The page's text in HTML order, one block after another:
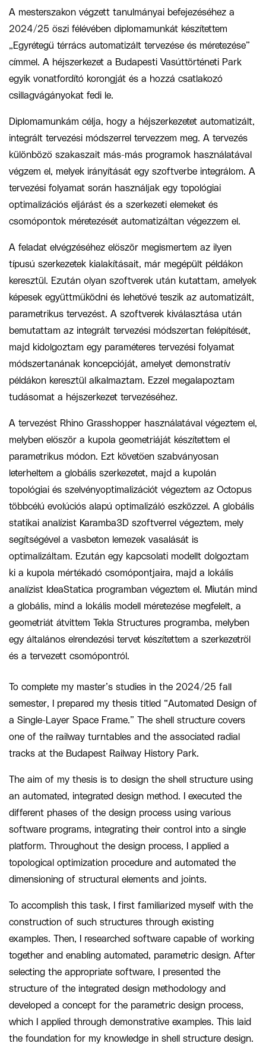
A mesterszakon végzett tanulmányai befejezéséhez a
2024/25 őszi félévében diplomamunkát készítettem
„Egyrétegű térrács automatizált tervezése és méretezése”
címmel. A héjszerkezet a Budapesti Vasúttörténeti Park
egyik vonatfordító korongját és a hozzá csatlakozó
csillagvágányokat fedi le.
Diplomamunkám célja, hogy a héjszerkezetet automatizált,
integrált tervezési módszerrel tervezzem meg. A tervezés
különböző szakaszait más-más programok használatával
végzem el, melyek irányítását egy szoftverbe integrálom. A
tervezési folyamat során használjak egy topológiai
optimalizációs eljárást és a szerkezeti elemeket és
csomópontok méretezését automatizáltan végezzem el.
A feladat elvégzéséhez először megismertem az ilyen
típusú szerkezetek kialakításait, már megépült példákon
keresztül. Ezután olyan szoftverek után kutattam, amelyek
képesek együttműködni és lehetővé teszik az automatizált,
parametrikus tervezést. A szoftverek kiválasztása után
bemutattam az integrált tervezési módszertan felépítését,
majd kidolgoztam egy paraméteres tervezési folyamat
módszertanának koncepcióját, amelyet demonstratív
példákon keresztül alkalmaztam. Ezzel megalapoztam
tudásomat a héjszerkezet tervezéséhez.
A tervezést Rhino Grasshopper használatával végeztem el,
melyben először a kupola geometriáját készítettem el
parametrikus módon. Ezt követően szabványosan
leterheltem a globális szerkezetet, majd a kupolán
topológiai és szelvényoptimalizációt végeztem az Octopus
többcélú evolúciós alapú optimalizáló eszközzel. A globális
statikai analízist Karamba3D szoftverrel végeztem, mely
segítségével a vasbeton lemezek vasalását is
optimalizáltam. Ezután egy kapcsolati modellt dolgoztam
ki a kupola mértékadó csomópontjaira, majd a lokális
analízist IdeaStatica programban végeztem el. Miután mind
a globális, mind a lokális modell méretezése megfelelt, a
geometriát átvittem Tekla Structures programba, melyben
egy általános elrendezési tervet készítettem a szerkezetről
és a tervezett csomópontról.
To complete my master’s studies in the 2024/25 fall
semester, I prepared my thesis titled “Automated Design of
a Single-Layer Space Frame.” The shell structure covers
one of the railway turntables and the associated radial
tracks at the Budapest Railway History Park.
The aim of my thesis is to design the shell structure using
an automated, integrated design method. I executed the
different phases of the design process using various
software programs, integrating their control into a single
platform. Throughout the design process, I applied a
topological optimization procedure and automated the
dimensioning of structural elements and joints.
To accomplish this task, I first familiarized myself with the
construction of such structures through existing
examples. Then, I researched software capable of working
together and enabling automated, parametric design. After
selecting the appropriate software, I presented the
structure of the integrated design methodology and
developed a concept for the parametric design process,
which I applied through demonstrative examples. This laid
the foundation for my knowledge in shell structure design.